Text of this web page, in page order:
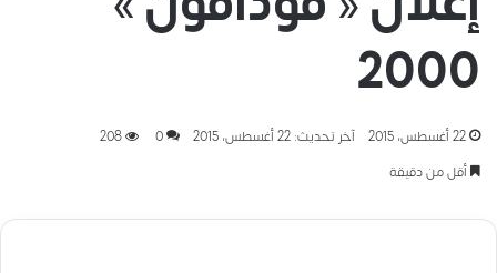
2000
22 أغسطس، 2015 آخر تحديث: 22 أغسطس، 2015 0
208
أقل من دقيقة